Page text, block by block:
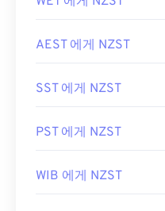
AEST 에게 NZST
SST 에게 NZST
PST 에게 NZST
WIB 에게 NZST